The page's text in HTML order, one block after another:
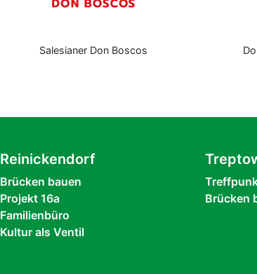
Salesianer Don Boscos
Reinickendorf
Brücken bauen
Projekt 16a
Familienbüro
Kultur als Ventil
Brücken